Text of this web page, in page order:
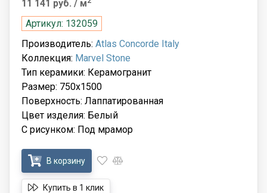
11 141 руб. / м
Артикул: 132059
Производитель: Atlas Concorde Italy
Коллекция: Marvel Stone
Тип керамики: Керамогранит
Размер: 750x1500
Поверхность: Лаппатированная
Цвет изделия: Белый
С рисунком: Под мрамор
В корзину
Купить в 1 клик